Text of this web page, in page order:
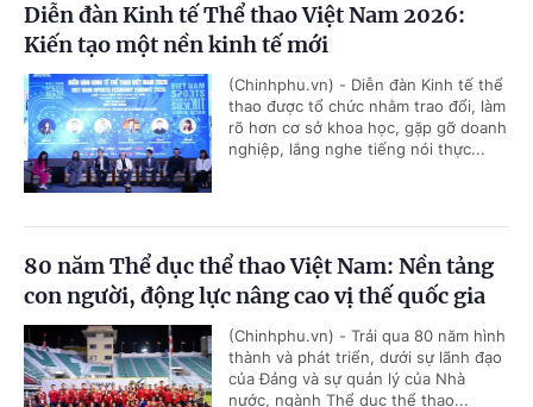
Diễn đàn Kinh tế Thể thao Việt Nam 2026:
Kiến tạo một nền kinh tế mới
(Chinhphu.vn) - Diễn đàn Kinh tế thể
thao được tổ chức nhằm trao đổi, làm
rõ hơn cơ sở khoa học, gặp gỡ doanh
nghiệp, lắng nghe tiếng nói thực...
80 năm Thể dục thể thao Việt Nam: Nền tảng
con người, động lực nâng cao vị thế quốc gia
(Chinhphu.vn) - Trải qua 80 năm hình
thành và phát triển, dưới sự lãnh đạo
của Đảng và sự quản lý của Nhà
nước, ngành Thể dục thể thao...